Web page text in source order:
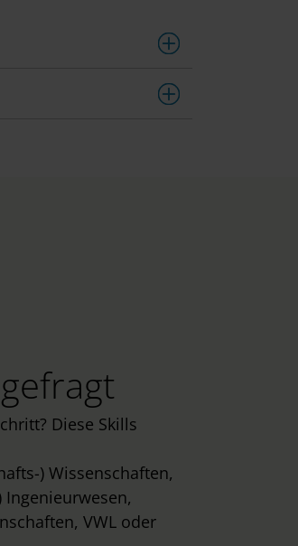
Diese Skills
) Wissenschaften,
VWL oder